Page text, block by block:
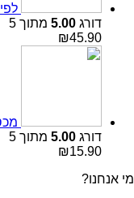
דורג 5.00 מתוך 5
₪45.90
מכסה
דורג 5.00 מתוך 5
₪15.90
מי אנחנו?